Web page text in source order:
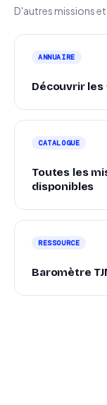
D'autres missions
ANNUAIRE
Découvrir
CATALOGUE
Toutes les
disponibles
RESSOURCE
Baromètre